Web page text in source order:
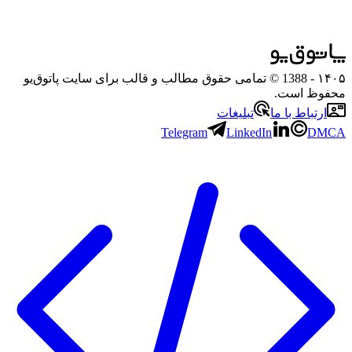
۱۴۰۵
- 1388 © تمامی حقوق مطالب و قالب برای سایت پاتوق‌یو
محفوظ است.
ارتباط با ما
تبلیغات
Telegram
LinkedIn DMCA